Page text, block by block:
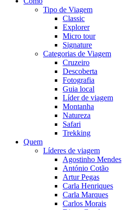
Tipo de Viagem
Classic
Explorer
Micro tour
Signature
Categorias de Viagem
Cruzeiro
Descoberta
Fotografia
Guia local
Líder de viagem
Montanha
Natureza
Safari
Trekking
Quem
Líderes de viagem
Agostinho Mendes
António Cotão
Artur Pegas
Carla Henriques
Carla Marques
Carlos Morais